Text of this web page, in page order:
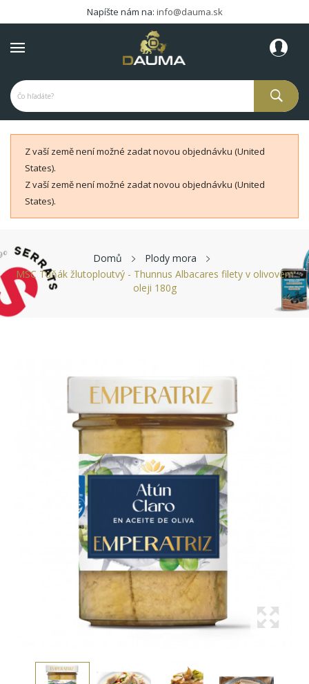
Napíšte nám na: info@dauma.sk
Z vaší země není možné zadat novou objednávku (United
States).
Z vaší země není možné zadat novou objednávku (United
States).
Domů
Plody mora
MSC Tuňák žlutoploutvý - Thunnus Albacares filety v olivovém
oleji 180g